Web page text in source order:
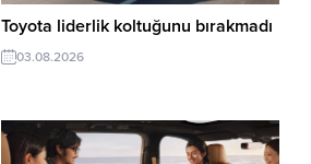
Toyota liderlik koltuğunu bırakmadı
03.08.2026